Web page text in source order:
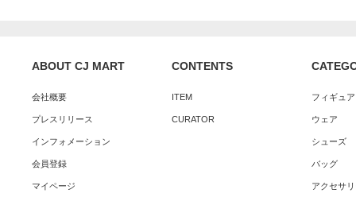
ABOUT CJ MART
会社概要
プレスリリース
インフォメーション
会員登録
マイページ
CONTENTS
ITEM
CURATOR
フィギュ
ウェア
シューズ
バッグ
アクセサ